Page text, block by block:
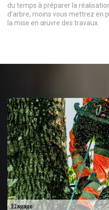
du temps à préparer la
d’arbre, moins vous mettrez en
la mise en œuvre des travaux.